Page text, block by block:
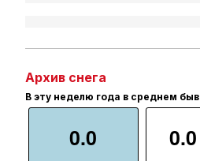
Архив снега
В эту неделю года в среднем
0.0 0.0